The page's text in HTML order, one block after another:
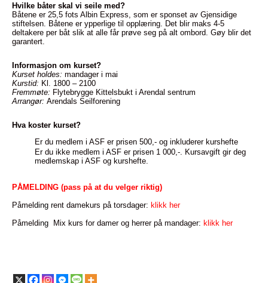
Hvilke båter skal vi seile med?
Båtene er 25,5 fots Albin Express, som er sponset av Gjensidige
stiftelsen. Båtene er ypperlige til opplæring. Det blir maks 4-5
deltakere per båt slik at alle får prøve seg på alt ombord. Gøy blir det
garantert.
Informasjon om kurset?
Kurset holdes: mandager i mai
Kurstid: Kl. 1800 – 2100
Fremmøte: Flytebrygge Kittelsbukt i Arendal sentrum
Arrangør: Arendals Seilforening
Hva koster kurset?
Er du medlem i ASF er prisen 500,- og inkluderer kurshefte
Er du ikke medlem i ASF er prisen 1 000,-. Kursavgift gir deg
medlemskap i ASF og kurshefte.
PÅMELDING (pass på at du velger riktig)
Påmelding rent damekurs på torsdager: klikk her
Påmelding Mix kurs for damer og herrer på mandager: klikk her